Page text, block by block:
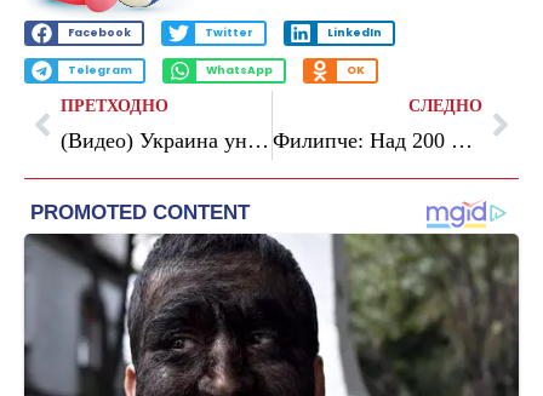
Facebook Twitter LinkedIn
Telegram WhatsApp OK
ПРЕТХОДНО
(Видео) Украина уништи руски центар за беспилотни летала во Донецк
СЛЕДНО
Филипче: Над 200 милиони евра од ЕУ се изгубени поради „реформите“ на Мицкоски кои се само на збор